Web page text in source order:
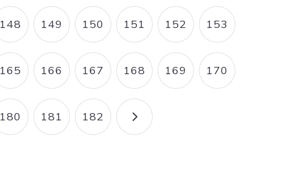
PAGE
148 PAGE
149 PAGE
150 PAGE
151 PAGE
152 PAGE
153
PAGE
165 PAGE
166 PAGE
167 PAGE
168 PAGE
169 PAGE
170
PAGE
180 PAGE
181 PAGE
182 PAGE SUIVANTE